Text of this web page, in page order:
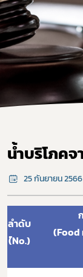
น้ำบริโภค
25 กันยายน 2566
ลำดับ
(์No.)